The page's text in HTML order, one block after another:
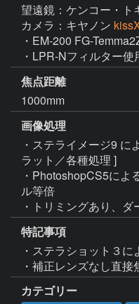
望遠鏡：ケンコー・ト
カメラ：キヤノン
・EM-200 FG-
・LPR-Nフィルター使
焦点距離
1000mm
画像処理
・ステライメージ9 に
ラット／各種処理 ]
・PhotoshopCS5によ
ル等倍
・トリミングあり、
特記事項
・ステラショット３
・補正レンズなし直接
カテゴリー